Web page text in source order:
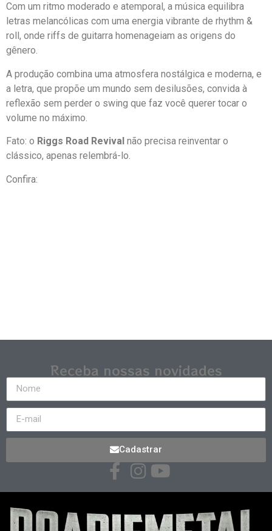
Com um ritmo moderado e atemporal, a música equilibra
letras melancólicas com uma energia vibrante de rhythm &
roll, onde riffs de guitarra homenageiam as origens do
gênero.
A produção combina uma atmosfera nostálgica e moderna, e
a letra, que propõe um mundo sem desilusões, convida à
reflexão sem perder o swing que faz você querer tocar o
volume no máximo.
Fato: o Riggs Road Revival não precisa reinventar o
clássico, apenas relembrá-lo.
Confira:
Receba nossas novidades
Cadastrar